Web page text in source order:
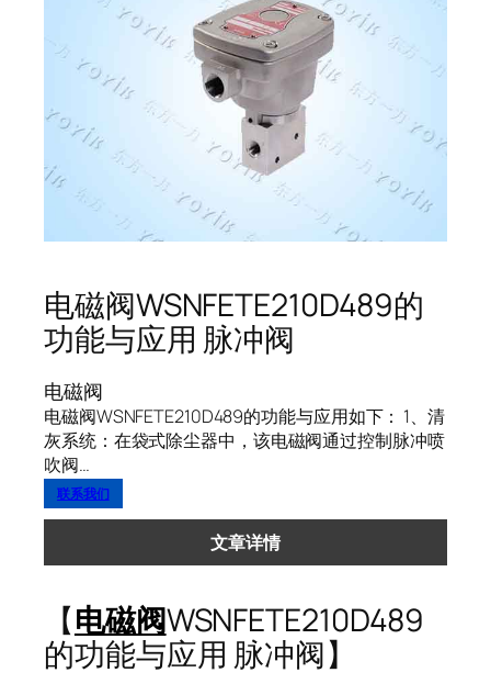
电磁阀WSNFETE210D489的
功能与应用 脉冲阀
电磁阀
电磁阀WSNFETE210D489的功能与应用如下： 1、清
灰系统：在袋式除尘器中，该电磁阀通过控制脉冲喷
吹阀…
联系我们
文章详情
【电磁阀WSNFETE210D489
的功能与应用 脉冲阀】